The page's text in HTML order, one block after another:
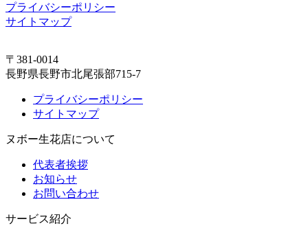
プライバシーポリシー
サイトマップ
〒381-0014
長野県長野市北尾張部715-7
プライバシーポリシー
サイトマップ
ヌボー生花店について
代表者挨拶
お知らせ
お問い合わせ
サービス紹介